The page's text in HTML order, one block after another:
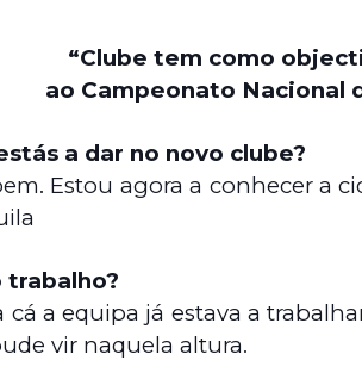
“Clube tem como
ao Campeonato Nacional
a dar no novo clube?
Estou agora a conhecer a
trabalho?
a equipa já estava a
vir naquela altura.